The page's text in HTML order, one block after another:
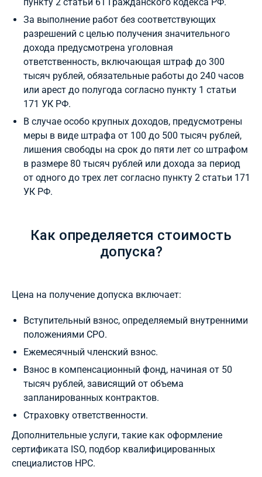
За выполнение работ без соответствующих
разрешений с целью получения значительного
дохода предусмотрена уголовная
ответственность, включающая штраф до 300
тысяч рублей, обязательные работы до 240 часов
или арест до полугода согласно пункту 1 статьи
171 УК РФ.
В случае особо крупных доходов, предусмотрены
меры в виде штрафа от 100 до 500 тысяч рублей,
лишения свободы на срок до пяти лет со штрафом
в размере 80 тысяч рублей или дохода за период
от одного до трех лет согласно пункту 2 статьи 171
УК РФ.
Как определяется стоимость
допуска?
Цена на получение допуска включает:
Вступительный взнос, определяемый внутренними
положениями СРО.
Ежемесячный членский взнос.
Взнос в компенсационный фонд, начиная от 50
тысяч рублей, зависящий от объема
запланированных контрактов.
Страховку ответственности.
Дополнительные услуги, такие как оформление
сертификата ISO, подбор квалифицированных
специалистов НРС.